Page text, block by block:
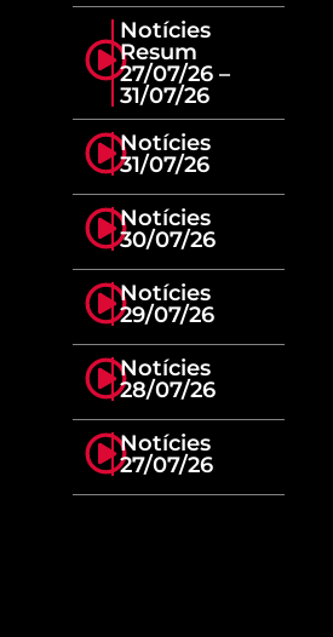
Notícies
Resum
27/07/26 –
31/07/26
Notícies
31/07/26
Notícies
30/07/26
Notícies
29/07/26
Notícies
28/07/26
Notícies
27/07/26